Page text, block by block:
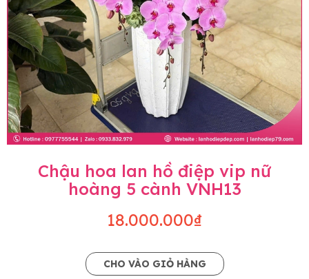
Chậu hoa lan hồ điệp vip nữ
hoàng 5 cành VNH13
18.000.000₫
CHO VÀO GIỎ HÀNG